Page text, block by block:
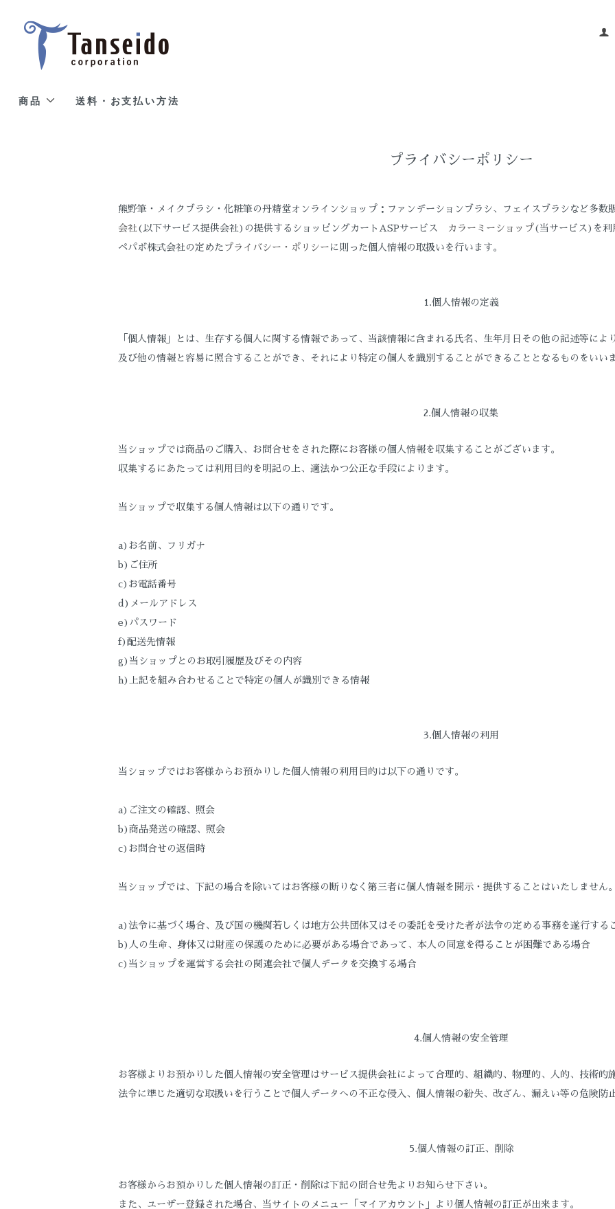
商品 送料・お支払い方法
プライバシーポリシー
熊野筆・メイクブラシ・化粧筆の丹精堂オンラインショップ：ファンデーションブラシ、フェイスブラシなど多
会社 (以下サービス提供会社)の提供するショッピングカートASPサービス カラーミーショップ (当サービス)を利
ペパボ株式会社の定めた プライバシー・ポリシー に則った個人情報の取扱いを行います。
1.個人情報の定義
「個人情報」とは、生存する個人に関する情報であって、当該情報に含まれる氏名、生年月日その他の記述等に
及び他の情報と容易に照合することができ、それにより特定の個人を識別することができることとなるものをいい
2.個人情報の収集
当ショップでは商品のご購入、お問合せをされた際にお客様の個人情報を収集することがございます。
収集するにあたっては利用目的を明記の上、適法かつ公正な手段によります。
当ショップで収集する個人情報は以下の通りです。
a)お名前、フリガナ
b)ご住所
c)お電話番号
d)メールアドレス
e)パスワード
f)配送先情報
g)当ショップとのお取引履歴及びその内容
h)上記を組み合わせることで特定の個人が識別できる情報
3.個人情報の利用
当ショップではお客様からお預かりした個人情報の利用目的は以下の通りです。
a)ご注文の確認、照会
b)商品発送の確認、照会
c)お問合せの返信時
当ショップでは、下記の場合を除いてはお客様の断りなく第三者に個人情報を開示・提供することはいたしません
a)法令に基づく場合、及び国の機関若しくは地方公共団体又はその委託を受けた者が法令の定める事務を遂行する
b)人の生命、身体又は財産の保護のために必要がある場合であって、本人の同意を得ることが困難である場合
c)当ショップを運営する会社の関連会社で個人データを交換する場合
4.個人情報の安全管理
お客様よりお預かりした個人情報の安全管理はサービス提供会社によって合理的、組織的、物理的、人的、技術的
法令に準じた適切な取扱いを行うことで個人データへの不正な侵入、個人情報の紛失、改ざん、漏えい等の危険防
5.個人情報の訂正、削除
お客様からお預かりした個人情報の訂正・削除は下記の問合せ先よりお知らせ下さい。
また、ユーザー登録された場合、当サイトのメニュー「マイアカウント」より個人情報の訂正が出来ます。